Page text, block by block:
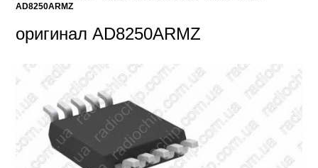
AD8250ARMZ
оригинал AD8250ARMZ